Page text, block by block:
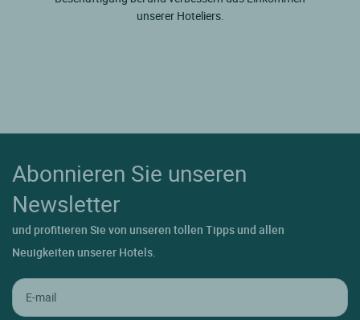
unserer Hoteliers.
Abonnieren Sie unseren
Newsletter
und profitieren Sie von unseren tollen Tipps und allen
Neuigkeiten unserer Hotels.